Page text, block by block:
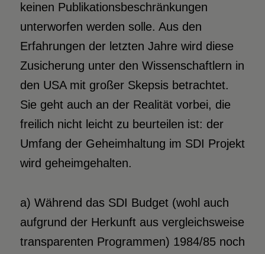
keinen Publikationsbeschränkungen
unterworfen werden solle. Aus den
Erfahrungen der letzten Jahre wird diese
Zusicherung unter den Wissenschaftlern in
den USA mit großer Skepsis betrachtet.
Sie geht auch an der Realität vorbei, die
freilich nicht leicht zu beurteilen ist: der
Umfang der Geheimhaltung im SDI Projekt
wird geheimgehalten.
a) Während das SDI Budget (wohl auch
aufgrund der Herkunft aus vergleichsweise
transparenten Programmen) 1984/85 noch